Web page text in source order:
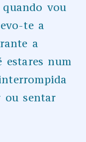
vou
te a
a
estares num
ou sentar